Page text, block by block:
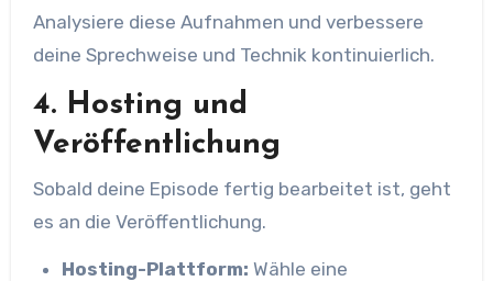
Analysiere diese Aufnahmen und verbessere
deine Sprechweise und Technik kontinuierlich.
4. Hosting und
Veröffentlichung
Sobald deine Episode fertig bearbeitet ist, geht
es an die Veröffentlichung.
Hosting-Plattform: Wähle eine